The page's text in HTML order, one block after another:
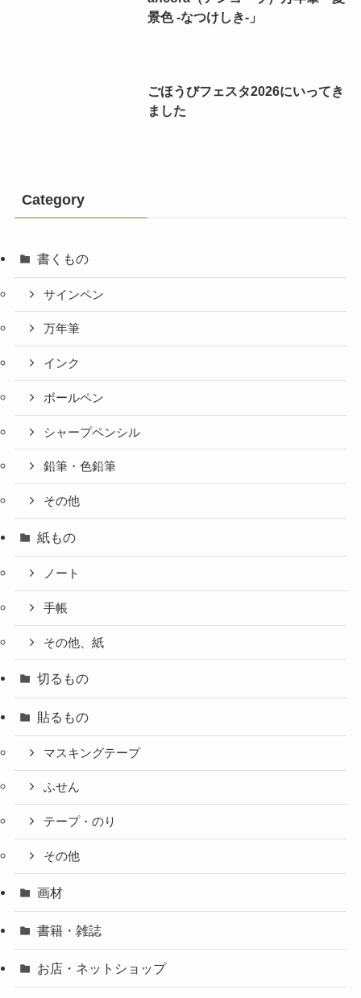
景色 -なつけしき-」
ごほうびフェスタ2026にいってき
ました
Category
書くもの
サインペン
万年筆
インク
ボールペン
シャープペンシル
鉛筆・色鉛筆
その他
紙もの
ノート
手帳
その他、紙
切るもの
貼るもの
マスキングテープ
ふせん
テープ・のり
その他
画材
書籍・雑誌
お店・ネットショップ